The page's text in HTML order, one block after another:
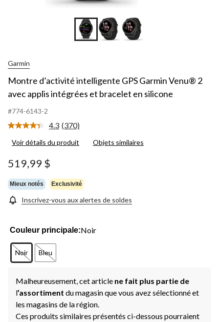
Garmin
Montre d’activité intelligente GPS Garmin Venu® 2
avec applis intégrées et bracelet en silicone
#774-6143-2
4.3 Lire
370
même
page.
(370)
Voir détails du produit Objets similaires
519,99 $
Mieux notés Exclusivité
Inscrivez-vous aux alertes de soldes
Couleur principale:Noir
Noir Bleu
Malheureusement, cet article ne fait plus partie de
l’assortiment du magasin que vous avez sélectionné et
les magasins de la région.
Ces produits similaires présentés ci-dessous pourraient